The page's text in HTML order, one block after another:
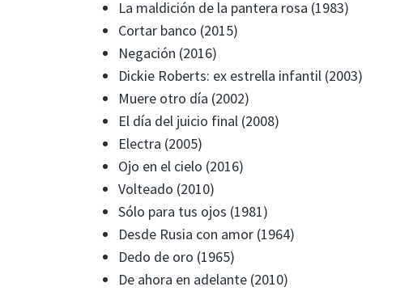
La maldición de la pantera rosa (1983)
Cortar banco (2015)
Negación (2016)
Dickie Roberts: ex estrella infantil (2003)
Muere otro día (2002)
El día del juicio final (2008)
Electra (2005)
Ojo en el cielo (2016)
Volteado (2010)
Sólo para tus ojos (1981)
Desde Rusia con amor (1964)
Dedo de oro (1965)
De ahora en adelante (2010)